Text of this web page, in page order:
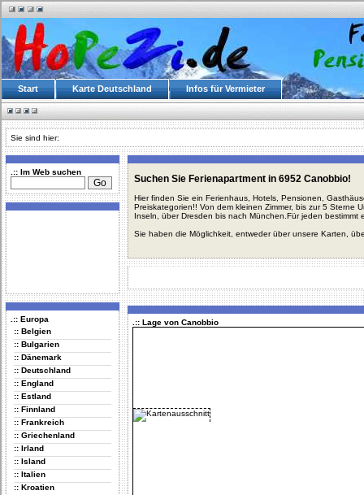
Start Karte Deutschland Infos für Vermieter
Sie sind hier:
.:: Im Web suchen
.:: Europa
:: Belgien
:: Bulgarien
:: Dänemark
:: Deutschland
:: England
:: Estland
:: Finnland
:: Frankreich
:: Griechenland
:: Irland
:: Island
:: Italien
:: Kroatien
Suchen Sie Ferienapartment in 6952 Canobbio!
Hier finden Sie ein Ferienhaus, Hotels, Pensionen,
Preiskategorien!! Von dem kleinen Zimmer, bis zur 5 Sterne
Inseln, über Dresden bis nach München.Für jeden bestimmt
Sie haben die Möglichkeit, entweder über unsere Karten,
.:: Lage von Canobbio